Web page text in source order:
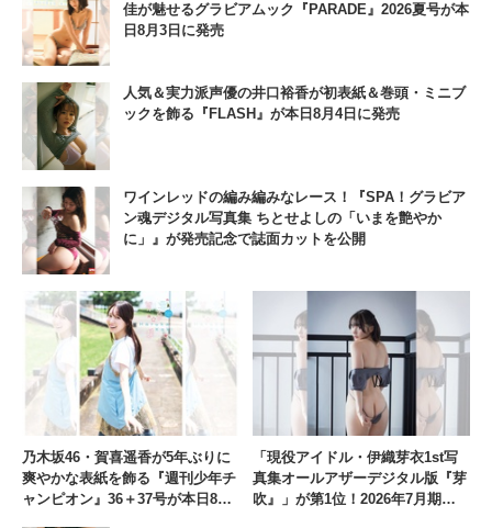
佳が魅せるグラビアムック『PARADE』2026夏号が本
日8月3日に発売
人気＆実力派声優の井口裕香が初表紙＆巻頭・ミニブ
ックを飾る『FLASH』が本日8月4日に発売
ワインレッドの編み編みなレース！『SPA！グラビア
ン魂デジタル写真集 ちとせよしの「いまを艶やか
に」』が発売記念で誌面カットを公開
乃木坂46・賀喜遥香が5年ぶりに
爽やかな表紙を飾る『週刊少年チ
ャンピオン』36＋37号が本日8月
「現役アイドル・伊織芽衣1st写
真集オールアザーデジタル版『芽
吹』」が第1位！2026年7月期写